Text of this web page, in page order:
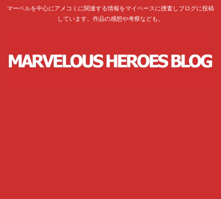
マーベルを中心にアメコミに関連する情報をマイペースに捜査しブログに投稿
しています。作品の感想や考察なども。